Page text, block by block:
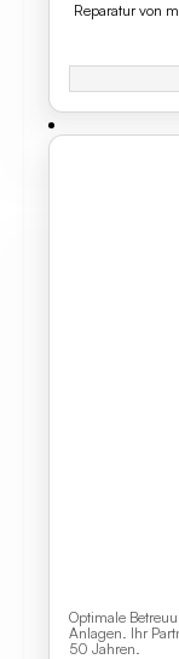
Reparatur von
Optimale
Anlagen. Ihr
50 Jahren.